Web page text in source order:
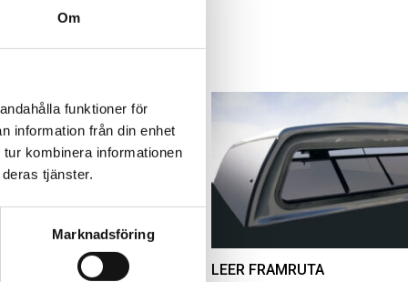
Om
funktioner för
information från din enhet
kombinera informationen
tjänster.
Marknadsföring
GUMMIMATTOR
OCH BAK CREWCAB
RAMBOX RAMSEAL
I SINGLE EXHAUST
LEER FRAMRUTA